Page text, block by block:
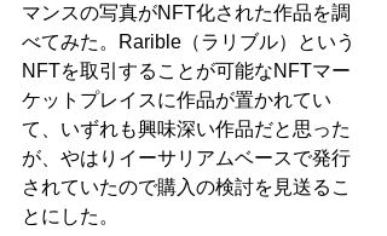
マンスの写真がNFT化された作品を調
べてみた。Rarible（ラリブル）という
NFTを取引することが可能なNFTマー
ケットプレイスに作品が置かれてい
て、いずれも興味深い作品だと思った
が、やはりイーサリアムベースで発行
されていたので購入の検討を見送るこ
とにした。